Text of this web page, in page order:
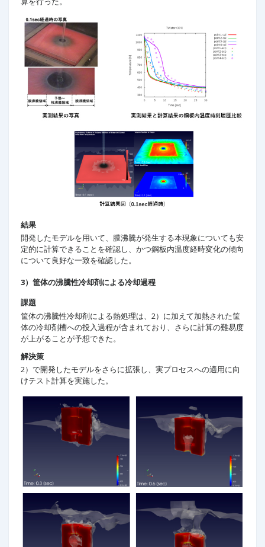
結果
開発したモデルを用いて、膜沸騰が発生する本現象についても安
定的に計算できることを確認し、かつ鋼板内温度経時変化の傾向
について良好な一致を確認した。
3）筐体の沸騰性冷却剤による冷却過程
課題
筐体の沸騰性冷却剤による熱処理は、2）に加えて加熱された筐
体の冷却剤槽への投入過程が含まれており、さらに計算の難易度
が上がることが予想できた。
解決策
2）で開発したモデルをさらに拡張し、実プロセスへの適用に向
けテスト計算を実施した。